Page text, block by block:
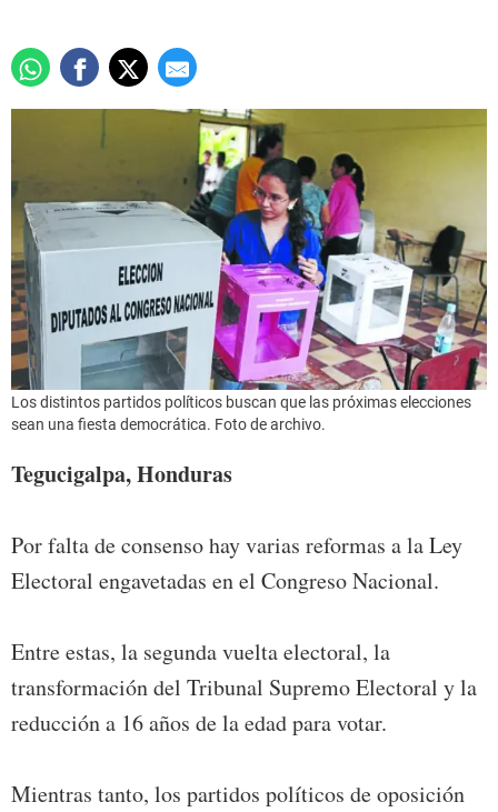
Los distintos partidos políticos buscan que las próximas elecciones
sean una fiesta democrática. Foto de archivo.
Tegucigalpa, Honduras
Por falta de consenso hay varias reformas a la Ley
Electoral engavetadas en el Congreso Nacional.
Entre estas, la segunda vuelta electoral, la
transformación del Tribunal Supremo Electoral y la
reducción a 16 años de la edad para votar.
Mientras tanto, los partidos políticos de oposición